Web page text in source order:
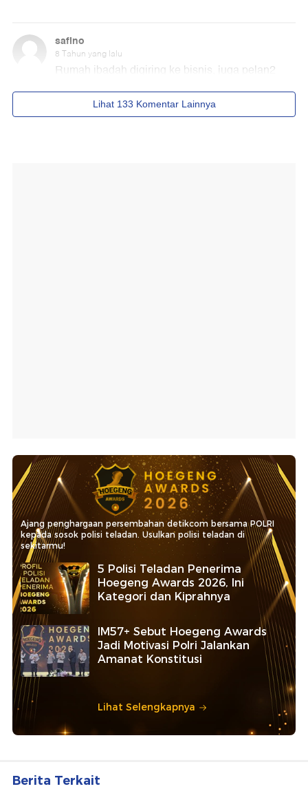
Ajang penghargaan persembahan detikcom bersama POLRI
kepada sosok polisi teladan. Usulkan polisi teladan di
sekitarmu!
5 Polisi Teladan Penerima
Hoegeng Awards 2026, Ini
Kategori dan Kiprahnya
IM57+ Sebut Hoegeng Awards
Jadi Motivasi Polri Jalankan
Amanat Konstitusi
Lihat Selengkapnya
Berita Terkait